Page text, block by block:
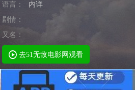
语言：
内详
剧情：
又名：
去51无敌电影网观看